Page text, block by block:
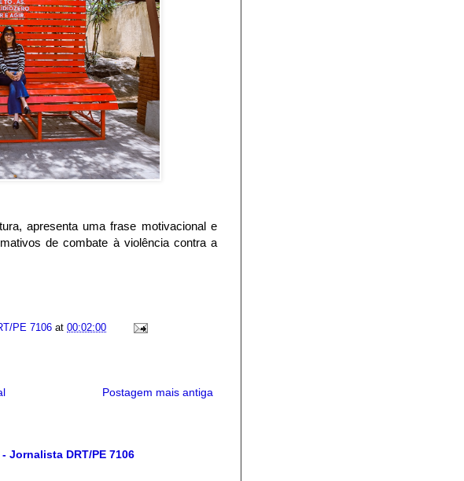
apresenta uma frase motivacional e
de combate à violência contra a
PE 7106 at 00:02:00
Postagem mais antiga
Jornalista DRT/PE 7106